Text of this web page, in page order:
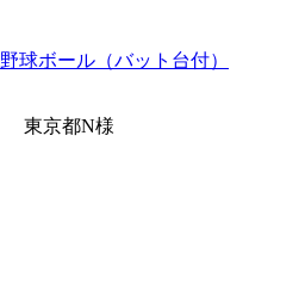
野球ボール（バット台付）
東京都N様